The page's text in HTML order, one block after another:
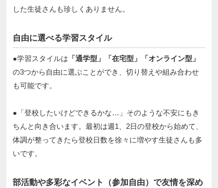
した生徒さんも珍しくありません。​
自由に選べる学習スタイル​
●学習スタイルは 「通学型」「在宅型」「オンライン型」
の3つから自由に選ぶことができ、切り替えや組み合わせ
も可能です。​​
●「登校したいけどできるかな…」そのような不安にもき
ちんと向き合います。最初は週1、2日の登校から始めて、
体調が整ってきたら登校日数を徐々に増やす生徒さんも多
いです。​
部活動や多彩なイベント（参加自由）で友情を深め